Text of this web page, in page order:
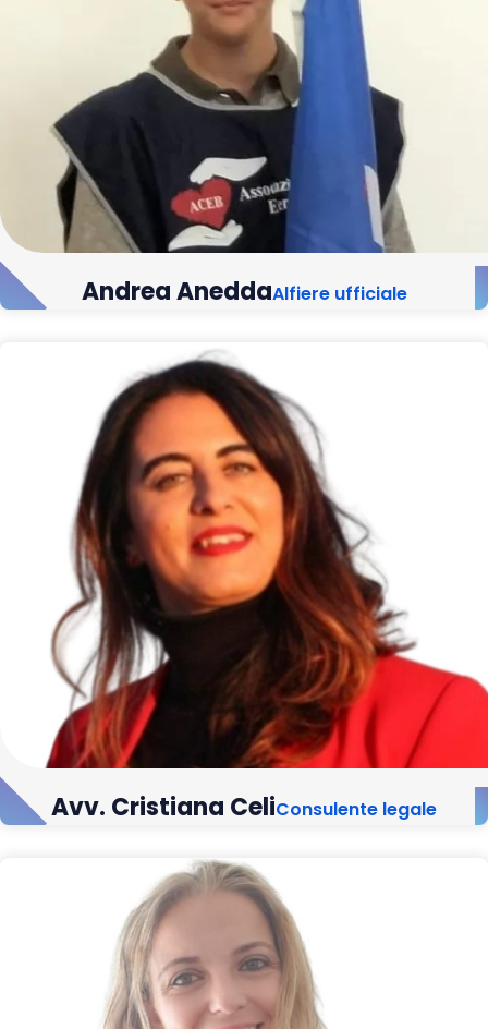
Andrea AneddaAlfiere ufficiale
Avv. Cristiana CeliConsulente legale